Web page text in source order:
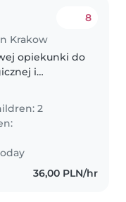
Krakow
8
opiekunki do
i
i zajęcie się
nie wrócimy z
2
36,00 PLN/hr